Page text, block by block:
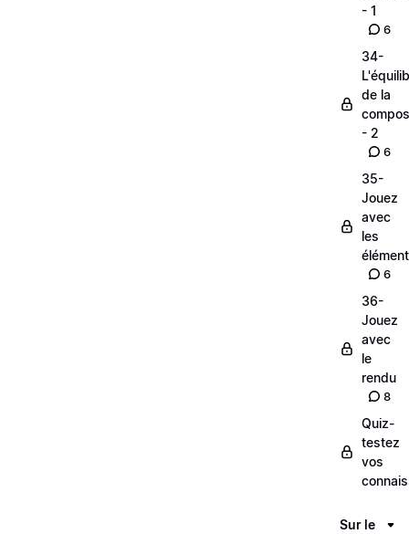
- 1
6
34-
de la
- 2
6
35-
Jouez
avec
les
6
36-
Jouez
avec
le
rendu
8
Quiz-
testez
vos
Sur le